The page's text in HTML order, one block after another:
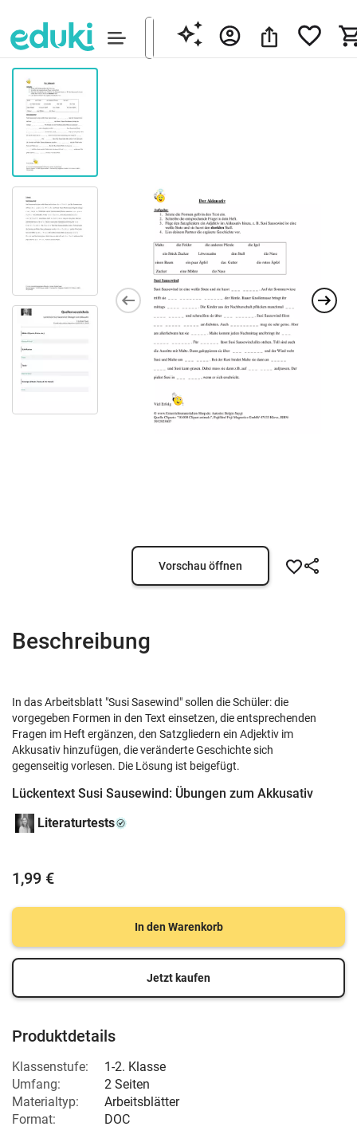
Vorschau öffnen
Beschreibung
In das Arbeitsblatt "Susi Sasewind" sollen die Schüler: die
vorgegeben Formen in den Text einsetzen, die entsprechenden
Fragen im Heft ergänzen, den Satzgliedern ein Adjektiv im
Akkusativ hinzufügen, die veränderte Geschichte sich
gegenseitig vorlesen. Die Lösung ist beigefügt.
Lückentext Susi Sausewind: Übungen zum Akkusativ
Literaturtests
1,99 €
In den Warenkorb
Jetzt kaufen
Produktdetails
Klassenstufe:
1-2. Klasse
Umfang:
2 Seiten
Materialtyp:
Arbeitsblätter
Format:
DOC